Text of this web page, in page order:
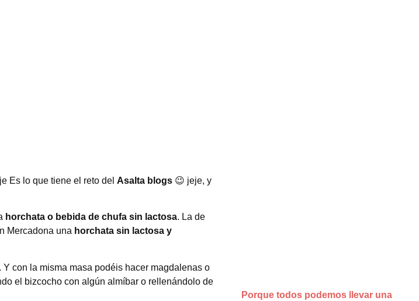
Es lo que tiene el reto del Asalta blogs 😉 jeje, y
horchata o bebida de chufa sin lactosa. La de
Mercadona una horchata sin lactosa y
con la misma masa podéis hacer magdalenas o
el bizcocho con algún almíbar o rellenándolo de
Porque todos podemos llevar una